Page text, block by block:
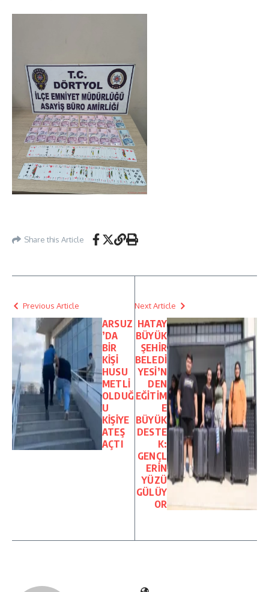
Share this Article
Previous Article
ARSUZ
’DA
BİR
KİŞİ
HUSU
METLİ
OLDUĞ
U
KİŞİYE
ATEŞ
AÇTI
Next Article
HATAY
BÜYÜK
ŞEHİR
BELEDİ
YESİ’N
DEN
EĞİTİM
E
BÜYÜK
DESTE
K:
GENÇL
ERİN
YÜZÜ
GÜLÜY
OR